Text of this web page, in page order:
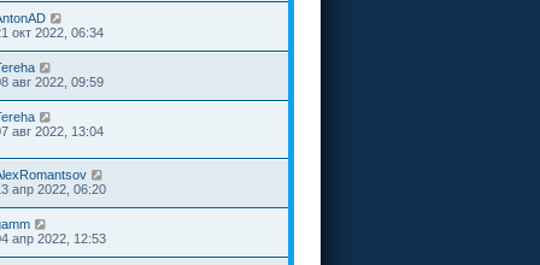
окт 2022, 06:34
авг 2022, 09:59
авг 2022, 13:04
апр 2022, 06:20
апр 2022, 12:53